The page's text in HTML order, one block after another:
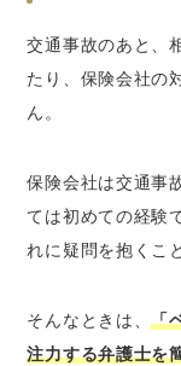
交通事故のあと、
たり、保険会社の
ん。
保険会社は交通事
ては初めての経験
れに疑問を抱くこ
そんなときは、「
注力する弁護士を